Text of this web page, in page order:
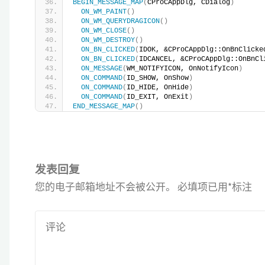
BEGIN_MESSAGE_MAP(CProCAppDlg, CDialog)
ON_WM_PAINT()
ON_WM_QUERYDRAGICON()
ON_WM_CLOSE()
ON_WM_DESTROY()
ON_BN_CLICKED( IDOK,
ON_BN_CLICKED( IDCANCEL,
ON_MESSAGE(WM_NOTIFYICON, OnNotifyIcon)
ON_COMMAND( ID_SHOW, OnShow)
ON_COMMAND( ID_HIDE, OnHide)
ON_COMMAND( ID_EXIT, OnExit )
END_MESSAGE_MAP()
发表回复
您的电子邮箱地址不会被公开。 必填项已用*标注